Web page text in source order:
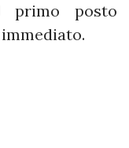
primo posto